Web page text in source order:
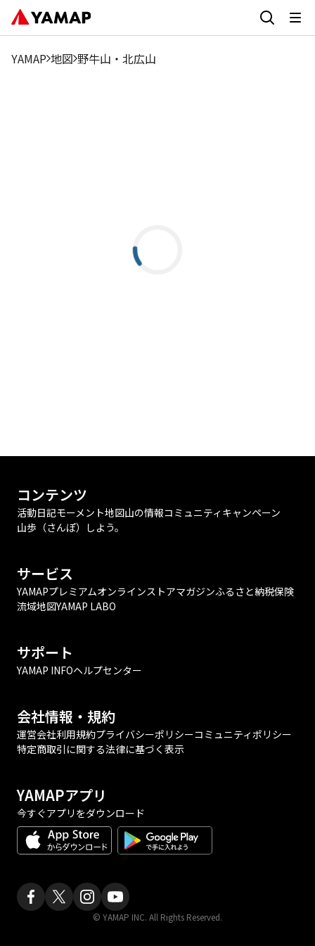
YAMAP 地図 野牛山・北広山
コンテンツ
活動日記モーメント地図山の情報コミュニティ キャンペーン
山歩（さんぽ）しよう。
サービス
YAMAPプレミアムオンラインストアマガジンふるさと納税保険
流域地図YAMAP LABO
サポート
YAMAP INFOヘルプセンター
会社情報・規約
運営会社利用規約プライバシーポリシーコミュニティポリシー
特定商取引に関する法律に基づく表示
YAMAPアプリ
今すぐアプリをダウンロード
© YAMAP INC. All Rights Reserved.